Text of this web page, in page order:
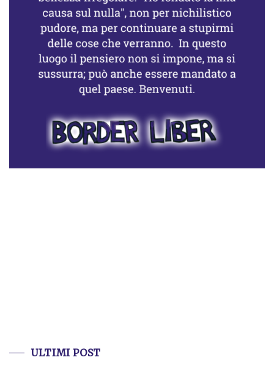
ULTIMI POST